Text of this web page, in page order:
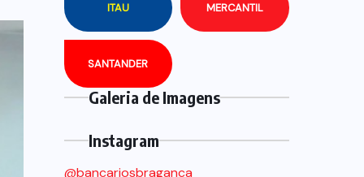
ITAU MERCANTIL
SANTANDER
Galeria de Imagens
Instagram
@bancariosbraganca